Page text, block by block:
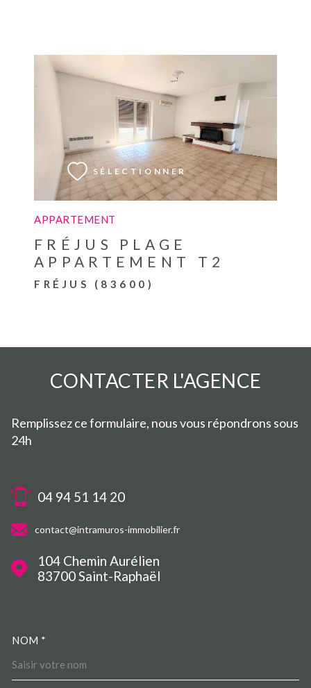
APPARTEMENT
FRÉJUS PLAGE
APPARTEMENT T2
FRÉJUS (83600)
SÉLECTIONNER
VOIR LE BIEN
CONTACTER L'AGENCE
Remplissez ce formulaire, nous vous répondrons sous
24h
04 94 51 14 20
contact@intramuros-immobilier.fr
104 Chemin Aurélien
83700
Saint-Raphaël
NOM *